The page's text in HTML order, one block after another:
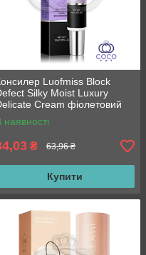
Luofmiss Block
Silky Moist Luxury
Cream фіолетовий
наявності
₴ 63,96 ₴
Купити